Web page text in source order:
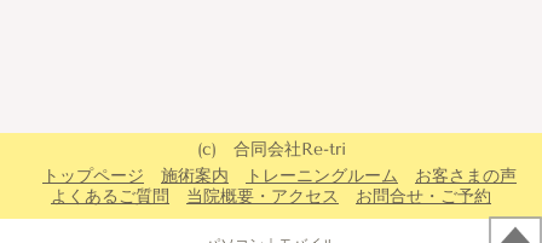
(c) 合同会社Re-tri
トップページ
施術案内 トレーニングルーム
お客さまの声
よくあるご質問
当院概要・アクセス お問合せ・ご予約